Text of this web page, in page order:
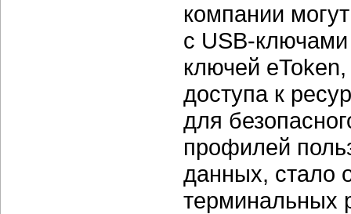
компании
с USB-ключами
ключей
доступа к
для
профилей
данных, стало
терминальных